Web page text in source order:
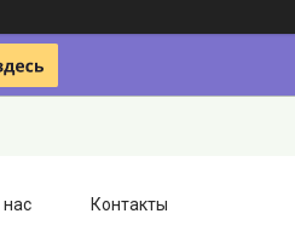
Контакты